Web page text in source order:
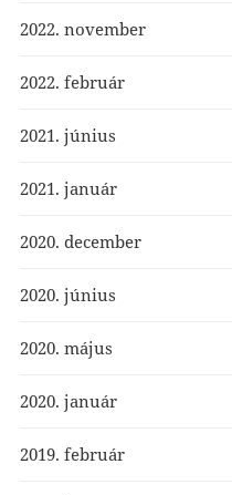
2022. november
2022. február
2021. június
2021. január
2020. december
2020. június
2020. május
2020. január
2019. február